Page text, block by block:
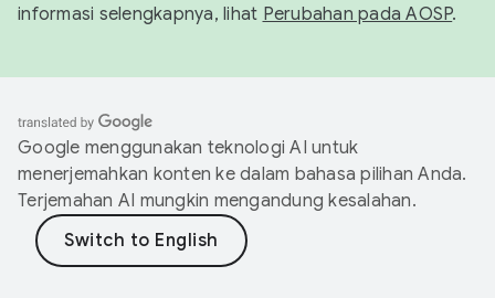
informasi selengkapnya, lihat Perubahan pada AOSP.
Google menggunakan teknologi AI untuk
menerjemahkan konten ke dalam bahasa pilihan Anda.
Terjemahan AI mungkin mengandung kesalahan.